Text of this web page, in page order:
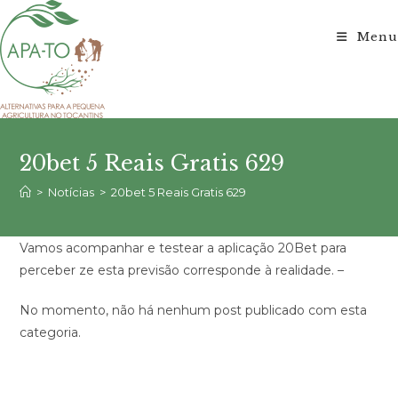
para
o
conteúdo
Menu
20bet 5 Reais Gratis 629
> Notícias > 20bet 5 Reais Gratis 629
Vamos acompanhar e testear a aplicação 20Bet para
perceber ze esta previsão corresponde à realidade. –
No momento, não há nenhum post publicado com esta
categoria.